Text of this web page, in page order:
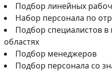
Подбор линейных
Набор персонала по
Подбор специалистов
областях
Подбор менеджеров
Подбор персонала со